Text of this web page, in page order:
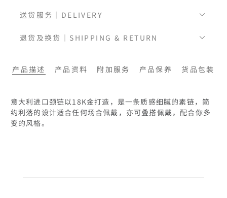
送货服务｜DELIVERY
退货及换货｜SHIPPING & RETURN
产品描述 产品资料 附加服务 产品保养 货品包装
意大利进口颈链以18K金打造，是一条质感细腻的素链，简
约利落的设计适合任何场合佩戴，亦可叠搭佩戴，配合你多
变的风格。